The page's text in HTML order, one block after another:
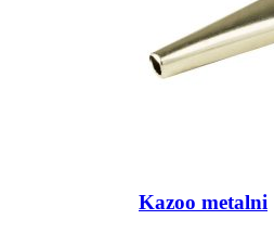
Kazoo metalni